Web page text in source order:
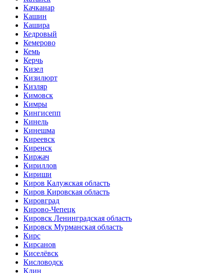
Качканар
Кашин
Кашира
Кедровый
Кемерово
Кемь
Керчь
Кизел
Кизилюрт
Кизляр
Кимовск
Кимры
Кингисепп
Кинель
Кинешма
Киреевск
Киренск
Киржач
Кириллов
Кириши
Киров Калужская область
Киров Кировская область
Кировград
Кирово-Чепецк
Кировск Ленинградская область
Кировск Мурманская область
Кирс
Кирсанов
Киселёвск
Кисловодск
Клин